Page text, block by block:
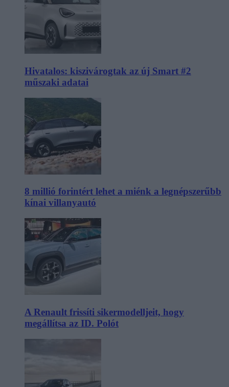
Hivatalos: kiszivárogtak az új Smart #2
műszaki adatai
8 millió forintért lehet a miénk a legnépszerűbb
kínai villanyautó
A Renault frissíti sikermodelljeit, hogy
megállítsa az ID. Polót